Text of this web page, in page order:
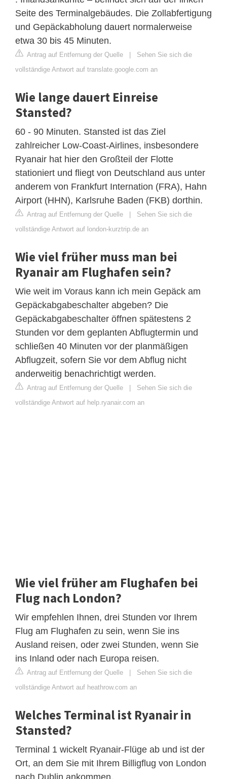
Seite des Terminalgebäudes. Die Zollabfertigung
und Gepäckabholung dauert normalerweise
etwa 30 bis 45 Minuten.
Antrag auf Entfernung der Quelle | Sehen Sie sich die
vollständige Antwort auf translate.google.com an
Wie lange dauert Einreise
Stansted?
60 - 90 Minuten. Stansted ist das Ziel
zahlreicher Low-Coast-Airlines, insbesondere
Ryanair hat hier den Großteil der Flotte
stationiert und fliegt von Deutschland aus unter
anderem von Frankfurt Internation (FRA), Hahn
Airport (HHN), Karlsruhe Baden (FKB) dorthin.
Antrag auf Entfernung der Quelle | Sehen Sie sich die
vollständige Antwort auf london-kurztrip.de an
Wie viel früher muss man bei
Ryanair am Flughafen sein?
Wie weit im Voraus kann ich mein Gepäck am
Gepäckabgabeschalter abgeben? Die
Gepäckabgabeschalter öffnen spätestens 2
Stunden vor dem geplanten Abflugtermin und
schließen 40 Minuten vor der planmäßigen
Abflugzeit, sofern Sie vor dem Abflug nicht
anderweitig benachrichtigt werden.
Antrag auf Entfernung der Quelle | Sehen Sie sich die
vollständige Antwort auf help.ryanair.com an
Wie viel früher am Flughafen bei
Flug nach London?
Wir empfehlen Ihnen, drei Stunden vor Ihrem
Flug am Flughafen zu sein, wenn Sie ins
Ausland reisen, oder zwei Stunden, wenn Sie
ins Inland oder nach Europa reisen.
Antrag auf Entfernung der Quelle | Sehen Sie sich die
vollständige Antwort auf heathrow.com an
Welches Terminal ist Ryanair in
Stansted?
Terminal 1 wickelt Ryanair-Flüge ab und ist der
Ort, an dem Sie mit Ihrem Billigflug von London
nach Dublin ankommen.